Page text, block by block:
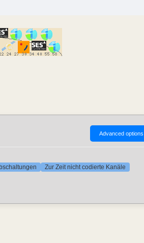
Advanced options
Zur Zeit nicht codierte Kanäle